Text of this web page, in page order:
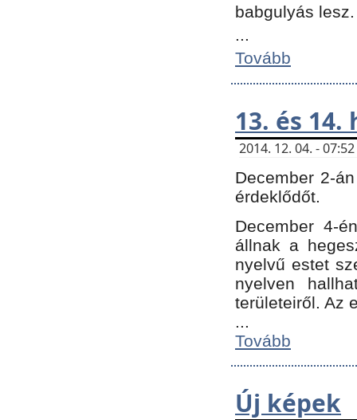
babgulyás
...
Tovább
13. és
2014. 12. 04. -
December 2-
érdeklődőt.
December 4-
állnak a
nyelvű estet
nyelven
területeiről. Az
...
Tovább
Új képek